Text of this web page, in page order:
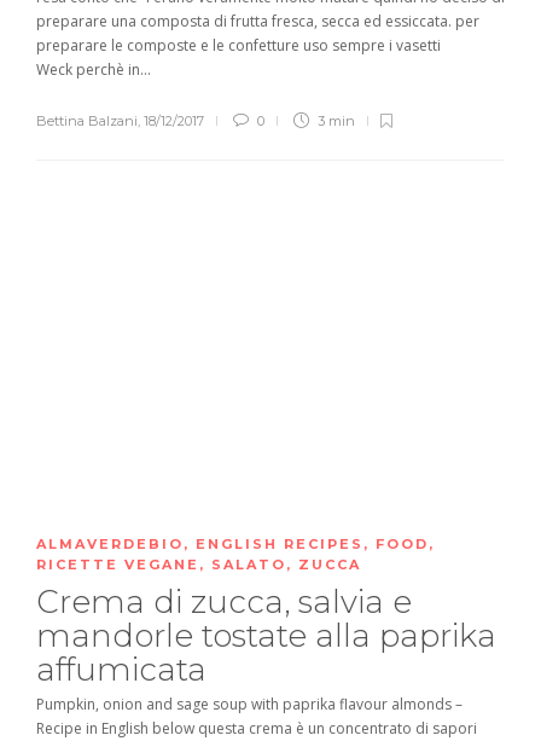
preparare una composta di frutta fresca, secca ed essiccata. per
preparare le composte e le confetture uso sempre i vasetti
Weck perchè in...
Bettina Balzani 18/12/2017 0 3 min
ALMAVERDEBIO , ENGLISH RECIPES , FOOD ,
RICETTE VEGANE , SALATO , ZUCCA
Crema di zucca, salvia e
mandorle tostate alla paprika
affumicata
Pumpkin, onion and sage soup with paprika flavour almonds –
Recipe in English below questa crema è un concentrato di sapori